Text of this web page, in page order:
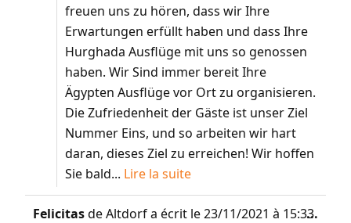
freuen uns zu hören, dass wir Ihre
Erwartungen erfüllt haben und dass Ihre
Hurghada Ausflüge mit uns so genossen
haben. Wir Sind immer bereit Ihre
Ägypten Ausflüge vor Ort zu organisieren.
Die Zufriedenheit der Gäste ist unser Ziel
Nummer Eins, und so arbeiten wir hart
daran, dieses Ziel zu erreichen! Wir hoffen
Sie bald... Lire la suite
Felicitasde Altdorf a écrit le23/11/2021 à 15:33
...